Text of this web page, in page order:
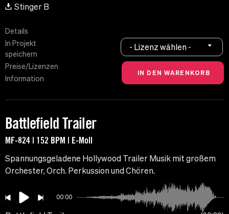
Stinger B
Details
In Projekt
speichern
Preise/Lizenzen
Information
- Lizenz wählen -
Battlefield Trailer
MF-824 | 152 BPM | E-Moll
Spannungsgeladene Hollywood Trailer Musik mit großem
Orchester, Orch. Perkussion und Chören.
00:00